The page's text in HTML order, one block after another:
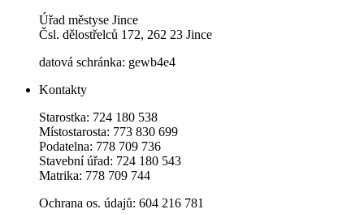
Úřad městyse Jince
Čsl. dělostřelců 172, 262 23 Jince
datová schránka: gewb4e4
Kontakty
Starostka: 724 180 538
Místostarosta: 773 830 699
Podatelna: 778 709 736
Stavební úřad: 724 180 543
Matrika: 778 709 744
Ochrana os. údajů: 604 216 781